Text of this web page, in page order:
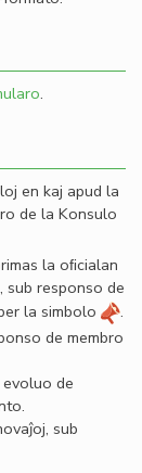
.
en kaj apud la
de la Konsulo
la oﬁcialan
sub responso de
la simbolo
.
de membro
de
sub